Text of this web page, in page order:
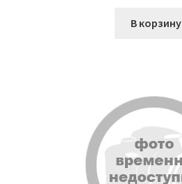
В корзину